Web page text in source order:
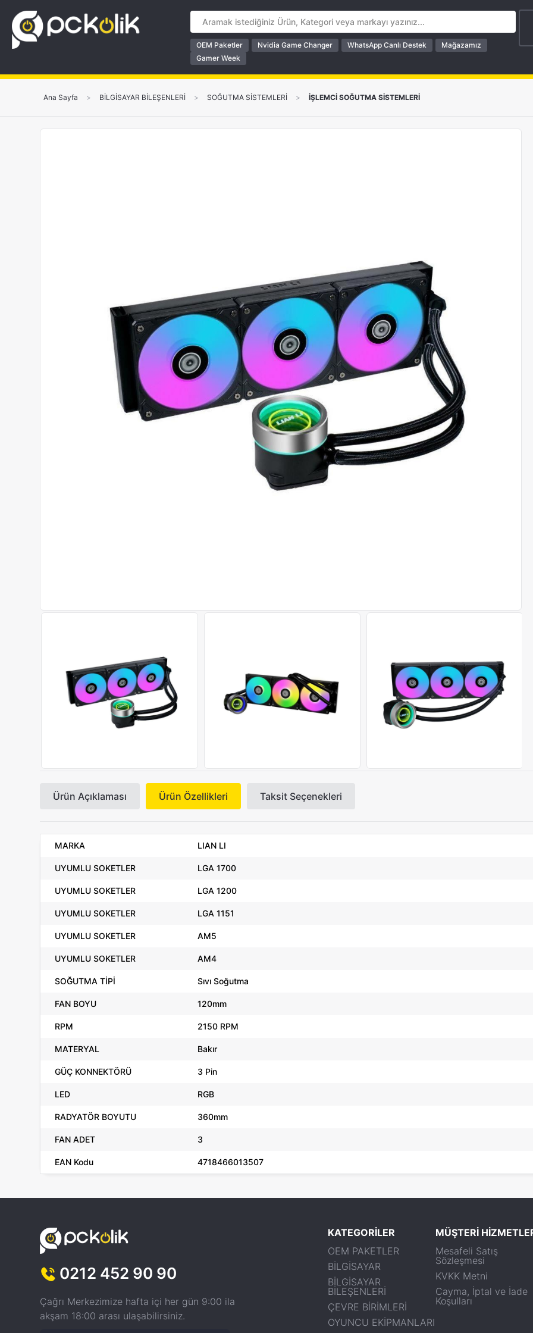
OEM Paketler Nvidia Game Changer WhatsApp Canlı Destek
Mağazamız
Gamer Week
Ana Sayfa > BİLGİSAYAR BİLEŞENLERİ > SOĞUTMA SİSTEMLERİ > İŞLEMCİ SOĞUTMA SİSTEMLERİ
Ürün Açıklaması Ürün Özellikleri Taksit Seçenekleri
MARKA LIAN LI
UYUMLU SOKETLER LGA 1700
UYUMLU SOKETLER LGA 1200
UYUMLU SOKETLER LGA 1151
UYUMLU SOKETLER AM5
UYUMLU SOKETLER AM4
SOĞUTMA TİPİ Sıvı Soğutma
FAN BOYU 120mm
RPM 2150 RPM
MATERYAL Bakır
GÜÇ KONNEKTÖRÜ 3 Pin
LED RGB
RADYATÖR BOYUTU 360mm
FAN ADET 3
EAN Kodu 4718466013507
0212 452 90 90
Çağrı Merkezimize hafta içi her gün 9:00 ila
akşam 18:00 arası ulaşabilirsiniz.
KATEGORİLER
OEM PAKETLER
BİLGİSAYAR
BİLGİSAYAR
BİLEŞENLERİ
ÇEVRE BİRİMLERİ
OYUNCU EKİPMANLARI
MÜŞTERİ
Mesafeli Satış
Sözleşmesi
KVKK Metni
Cayma, İptal ve İade
Koşulları